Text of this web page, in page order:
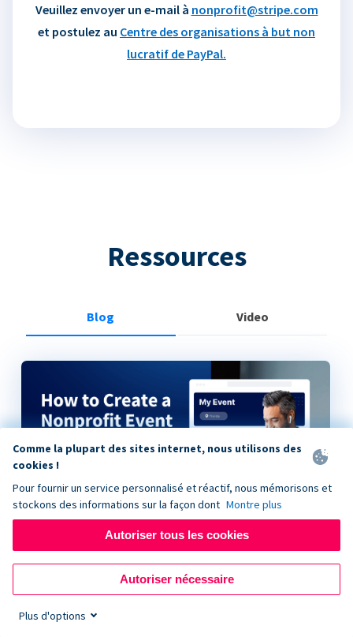
Veuillez envoyer un e-mail à nonprofit@stripe.com
et postulez au Centre des organisations à but non
lucratif de PayPal.
Ressources
Blog Video
How to Create a Nonprofit Event on Donorbox
Comme la plupart des sites internet, nous utilisons des
cookies !
Pour fournir un service personnalisé et réactif, nous mémorisons et
stockons des informations sur la façon dont Montre plus
Autoriser tous les cookies
Autoriser nécessaire
Plus d'options